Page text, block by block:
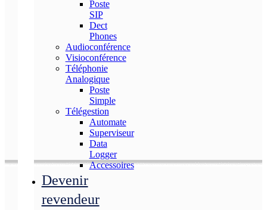
Poste
SIP
Dect
Phones
Audioconférence
Visioconférence
Téléphonie
Analogique
Poste
Simple
Télégestion
Automate
Superviseur
Data
Logger
Accessoires
Devenir
revendeur